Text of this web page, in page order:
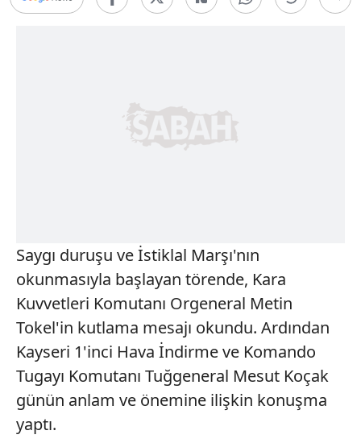
Saygı duruşu ve İstiklal Marşı'nın
okunmasıyla başlayan törende, Kara
Kuvvetleri Komutanı Orgeneral Metin
Tokel'in kutlama mesajı okundu. Ardından
Kayseri 1'inci Hava İndirme ve Komando
Tugayı Komutanı Tuğgeneral Mesut Koçak
günün anlam ve önemine ilişkin konuşma
yaptı.